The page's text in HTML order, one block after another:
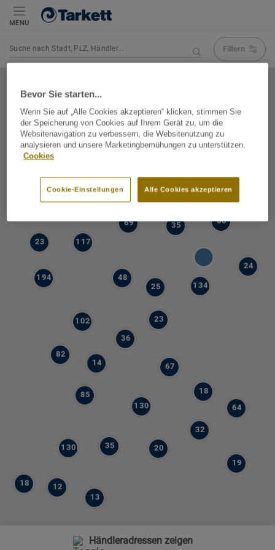
MENU
Filtern
85
194
77
117
130
39
64
67
82
36
130
69
134
23
35
35
102
19
23
48
14
60
12
18
32
13
20
24
25
18
Händleradressen zeigen
Bevor Sie starten...
Wenn Sie auf „Alle Cookies akzeptieren“ klicken, stimmen Sie
der Speicherung von Cookies auf Ihrem Gerät zu, um die
Websitenavigation zu verbessern, die Websitenutzung zu
analysieren und unsere Marketingbemühungen zu unterstützen.
Cookies
Alle Cookies akzeptieren
Cookie-Einstellungen